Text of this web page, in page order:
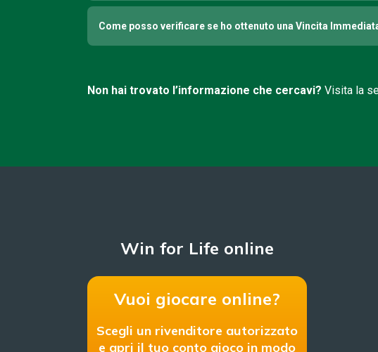
Come posso verificare se ho ottenuto una Vincita
Non hai trovato l’informazione che cercavi? Visita la
Win for Life online
Vuoi giocare online?
Scegli un rivenditore autorizzato
e apri il tuo conto gioco in modo